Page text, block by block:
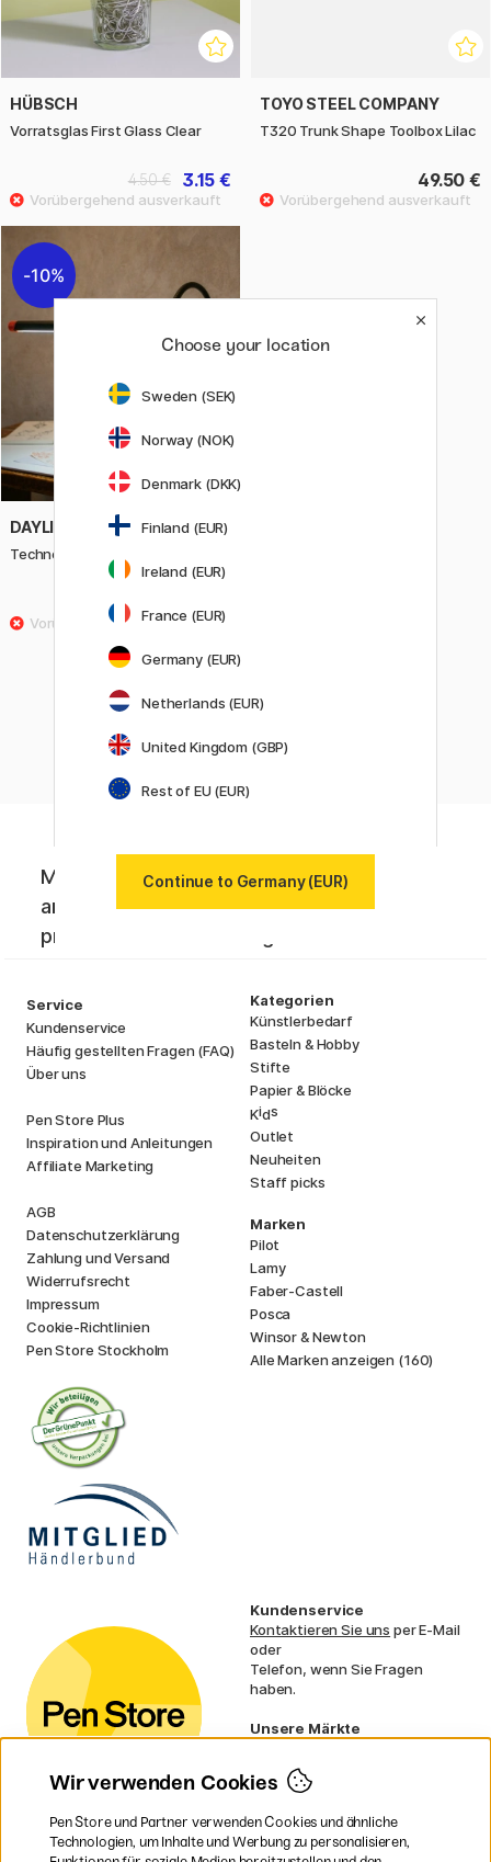
HÜBSCH
Vorratsglas First Glass Clear
3.15 €
4.50 €
TOYO STEEL COMPANY
T320 Trunk Shape Toolbox Lilac
49.50 €
10%
DAYLIGHT
Techne 2 Artist & Drafting Lamp
169 €
Melde dich für Newsletter von Pen Store
an. Erhalte die aktuellsten News und
profitiere von tollen Angeboten!
Service
Kundenservice
Häufig gestellten Fragen (FAQ)
Über uns
Pen Store Plus
Inspiration und Anleitungen
Affiliate Marketing
AGB
Datenschutzerklärung
Zahlung und Versand
Widerrufsrecht
Impressum
Cookie-Richtlinien
Pen Store Stockholm
Kategorien
Künstlerbedarf
Basteln & Hobby
Stifte
Papier & Blöcke
Kids
Outlet
Neuheiten
Staff picks
Marken
Pilot
Lamy
Faber-Castell
Posca
Winsor & Newton
Alle Marken anzeigen (160)
Kundenservice
Kontaktieren Sie uns per E-Mail
oder
Telefon, wenn Sie Fragen
haben.
Unsere Märkte
Norwegen
Dänemark
Frankreich
Irland
Choose your location
Sweden (SEK)
Norway (NOK)
Denmark (DKK)
Finland (EUR)
Ireland (EUR)
France (EUR)
Germany (EUR)
Netherlands (EUR)
United Kingdom (GBP)
Rest of EU (EUR)
Continue to Germany (EUR)
Wir verwenden Cookies
Pen Store und Partner verwenden Cookies und ähnliche
Technologien, um Inhalte und Werbung zu personalisieren,